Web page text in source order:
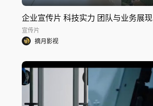
企业宣传片 科技实力 团队与业务展现
宣传片
摘月影视